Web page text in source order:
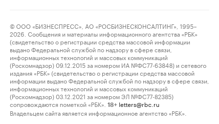
© ООО «БИЗНЕСПРЕСС», АО «РОСБИЗНЕСКОНСАЛТИНГ», 1995–
2026. Сообщения и материалы информационного агентства «РБК»
(свидетельство о регистрации средства массовой информации
выдано Федеральной службой по надзору в сфере связи,
информационных технологий и массовых коммуникаций
(Роскомнадзор) 09.12.2015 за номером ИА №ФС77-63848) и сетевого
издания «РБК» (свидетельство о регистрации средства массовой
информации выдано Федеральной службой по надзору в сфере связи,
информационных технологий и массовых коммуникаций
(Роскомнадзор) 03.12.2021 за номером ЭЛ №ФС77-82385)
сопровождаются пометкой «РБК».
18+ letters@rbc.ru
Владельцем сайта является информационное агентство «РБК».